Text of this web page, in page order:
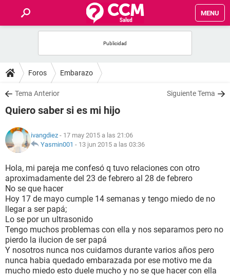
MENU
FOROS
SALUD
FAMILIA
NUTRICIÓN
BIENESTAR
SEXUALIDAD
GLOSARIO
Foros Embarazo
Tema Anterior Siguiente Tema
Quiero saber si es mi hijo
ivangdiez - 17 may 2015 a las 21:06
Yasmin001 - 13 jun 2015 a las 03:36
Hola, mi pareja me confesó q tuvo relaciones con otro
aproximadamente del 23 de febrero al 28 de febrero
No se que hacer
Hoy 17 de mayo cumple 14 semanas y tengo miedo de no
llegar a ser papá;
Lo se por un ultrasonido
Tengo muchos problemas con ella y nos separamos pero no
pierdo la ilucion de ser papá
Y nosotros nunca nos cuidamos durante varios años pero
nunca habia quedado embarazada por ese motivo me da
mucho miedo esto duele mucho y no se que hacer con ella